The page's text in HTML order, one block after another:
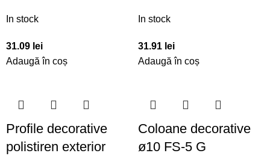
In stock
31.09 lei
Adaugă în coș
In stock
31.91 lei
Adaugă în coș
Profile decorative
polistiren exterior
Coloane decorative
ø10 FS-5 G